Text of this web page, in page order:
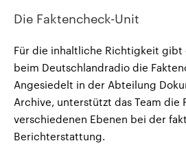
Die Faktencheck-Unit
Für die inhaltliche Richtigkeit gibt
beim Deutschlandradio die
Angesiedelt in der Abteilung
Archive, unterstützt das Team die
verschiedenen Ebenen bei der
Berichterstattung.